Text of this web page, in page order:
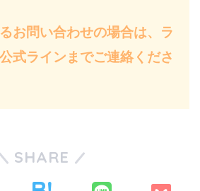
お問い合わせの場合は、ラ
式ラインまでご連絡くださ
SHARE